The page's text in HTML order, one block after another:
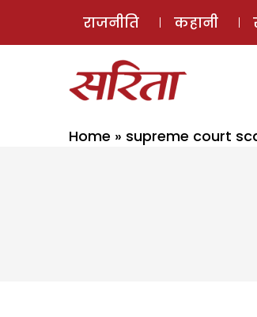
राजनीति कहानी
Home » supreme court